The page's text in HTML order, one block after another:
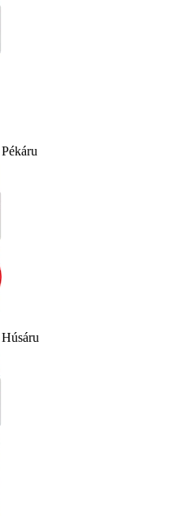
Pékáru
Húsáru